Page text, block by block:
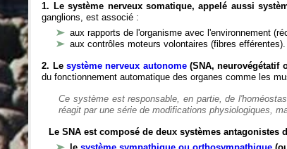
1. Le système nerveux somatique, appelé aussi
ganglions, est associé :
aux rapports de l'organisme avec l'environnement
aux contrôles moteurs volontaires (fibres efférentes).
2. Le système nerveux autonome(SNA, neurovégétatif
du fonctionnement automatique des organes comme les
Ce système est responsable, en partie, de
réagit par une série de modifications physiologiques,
Le SNA est composé de deux systèmes antagonistes